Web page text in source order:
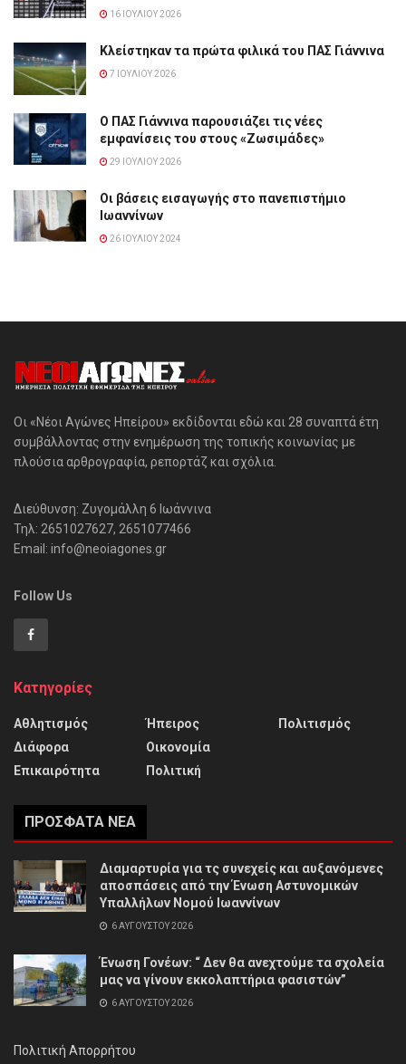
16 ΙΟΥΛΊΟΥ 2026
Κλείστηκαν τα πρώτα φιλικά του ΠΑΣ Γιάννινα
7 ΙΟΥΛΊΟΥ 2026
Ο ΠΑΣ Γιάννινα παρουσιάζει τις νέες
εμφανίσεις του στους «Ζωσιμάδες»
29 ΙΟΥΛΊΟΥ 2026
Οι βάσεις εισαγωγής στο πανεπιστήμιο
Ιωαννίνων
26 ΙΟΥΛΊΟΥ 2024
Οι «Νέοι Αγώνες Ηπείρου» εκδίδονται εδώ και 28 συναπτά έτη
συμβάλλοντας στην ενημέρωση της τοπικής κοινωνίας με
πλούσια αρθρογραφία, ρεπορτάζ και σχόλια.
Διεύθυνση: Ζυγομάλλη 6 Ιωάννινα
Τηλ: 2651027627, 2651077466
Email: info@neoiagones.gr
Follow Us
Κατηγορίες
Αθλητισμός
Διάφορα
Επικαιρότητα
Ήπειρος
Οικονομία
Πολιτική
Πολιτισμός
ΠΡΌΣΦΑΤΑ ΝΈΑ
Διαμαρτυρία για τς συνεχείς και αυξανόμενες
αποσπάσεις από την Ένωση Αστυνομικών
Υπαλλήλων Νομού Ιωαννίνων
6 ΑΥΓΟΎΣΤΟΥ 2026
Ένωση Γονέων: “ Δεν θα ανεχτούμε τα σχολεία
μας να γίνουν εκκολαπτήρια φασιστών”
6 ΑΥΓΟΎΣΤΟΥ 2026
Πολιτική Απορρήτου